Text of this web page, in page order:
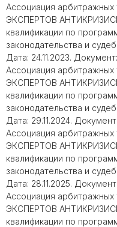
Ассоциация
ЭКСПЕРТОВ
квалификации по
законодательства и
Дата: 24.11.2023.
Ассоциация
ЭКСПЕРТОВ
квалификации по
законодательства и
Дата: 29.11.2024.
Ассоциация
ЭКСПЕРТОВ
квалификации по
законодательства и
Дата: 28.11.2025.
Ассоциация
ЭКСПЕРТОВ
квалификации по